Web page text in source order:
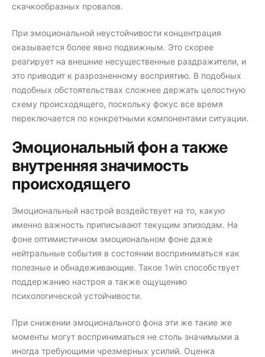
скачкообразных провалов.
При эмоциональной неустойчивости концентрация
оказывается более явно подвижным. Это скорее
реагирует на внешние несущественные раздражители, и
это приводит к разрозненному восприятию. В подобных
подобных обстоятельствах сложнее держать целостную
схему происходящего, поскольку фокус все время
переключается по конкретными компонентами ситуации.
Эмоциональный фон а также
внутренняя значимость
происходящего
Эмоциональный настрой воздействует на то, какую
именно важность приписывают текущим эпизодам. На
фоне оптимистичном эмоциональном фоне даже
нейтральные события в состоянии восприниматься как
полезные и обнадеживающие. Такое 1win способствует
поддержанию настроя а также ощущению
психологической устойчивости.
При снижении эмоционального фона эти же такие же
моменты могут восприниматься не столь значимыми а
иногда требующими чрезмерных усилий. Оценка